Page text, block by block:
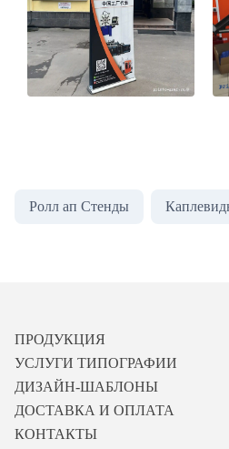
Ролл ап Стенды
ПРОДУКЦИЯ
УСЛУГИ ТИПОГРАФИИ
ДИЗАЙН-ШАБЛОНЫ
ДОСТАВКА И ОПЛАТА
КОНТАКТЫ